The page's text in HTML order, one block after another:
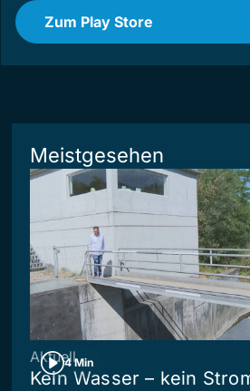
Zum Play Store
Meistgesehen
4 Min
Aktuell
Kein Wasser – kein